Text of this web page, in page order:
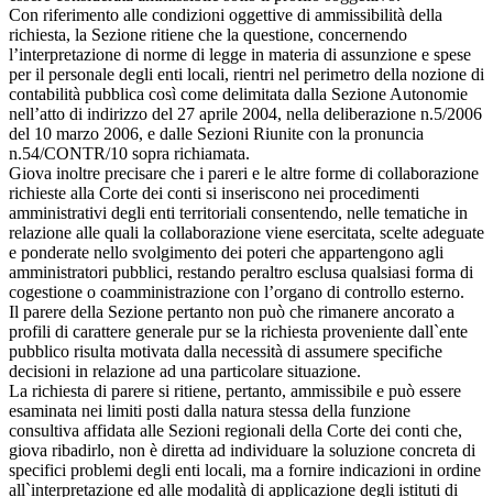
Con riferimento alle condizioni oggettive di ammissibilità della
richiesta, la Sezione ritiene che la questione, concernendo
l’interpretazione di norme di legge in materia di assunzione e spese
per il personale degli enti locali, rientri nel perimetro della nozione di
contabilità pubblica così come delimitata dalla Sezione Autonomie
nell’atto di indirizzo del 27 aprile 2004, nella deliberazione n.5/2006
del 10 marzo 2006, e dalle Sezioni Riunite con la pronuncia
n.54/CONTR/10 sopra richiamata.
Giova inoltre precisare che i pareri e le altre forme di collaborazione
richieste alla Corte dei conti si inseriscono nei procedimenti
amministrativi degli enti territoriali consentendo, nelle tematiche in
relazione alle quali la collaborazione viene esercitata, scelte adeguate
e ponderate nello svolgimento dei poteri che appartengono agli
amministratori pubblici, restando peraltro esclusa qualsiasi forma di
cogestione o coamministrazione con l’organo di controllo esterno.
Il parere della Sezione pertanto non può che rimanere ancorato a
profili di carattere generale pur se la richiesta proveniente dall`ente
pubblico risulta motivata dalla necessità di assumere specifiche
decisioni in relazione ad una particolare situazione.
La richiesta di parere si ritiene, pertanto, ammissibile e può essere
esaminata nei limiti posti dalla natura stessa della funzione
consultiva affidata alle Sezioni regionali della Corte dei conti che,
giova ribadirlo, non è diretta ad individuare la soluzione concreta di
specifici problemi degli enti locali, ma a fornire indicazioni in ordine
all`interpretazione ed alle modalità di applicazione degli istituti di